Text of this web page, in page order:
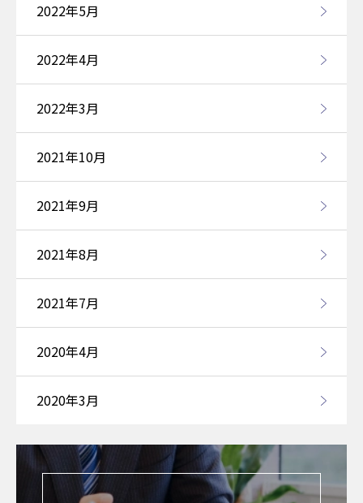
2022年5月
2022年4月
2022年3月
2021年10月
2021年9月
2021年8月
2021年7月
2020年4月
2020年3月